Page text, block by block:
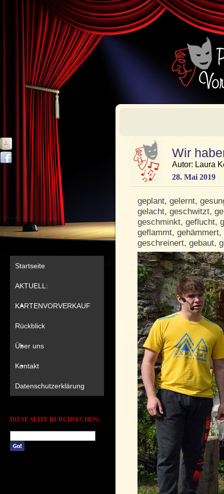
Startseite
AKTUELL:
KARTENVORVERKAUF
Rückblick
Über uns
Kontakt
Datenschutzerklärung
DIESE SEITE DURCHSUCHEN:
Wir
Autor: Laura
28. Mai 2019
geplant, gelernt,
gelacht, geschwitzt,
geschminkt, geflucht,
geflammt,
geschreinert, gebaut,